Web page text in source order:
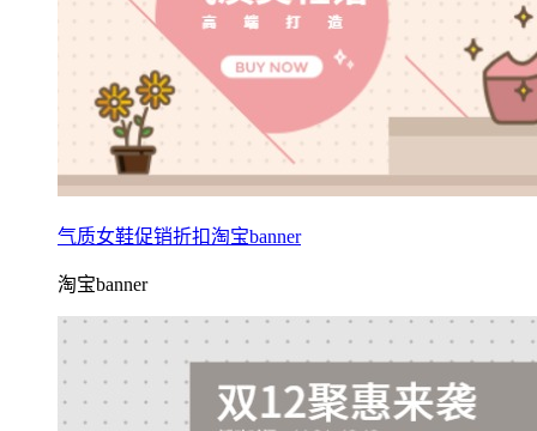
气质女鞋促销折扣淘宝banner
淘宝banner